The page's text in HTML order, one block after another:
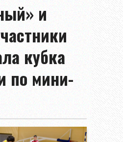
и
кубка
по мини-